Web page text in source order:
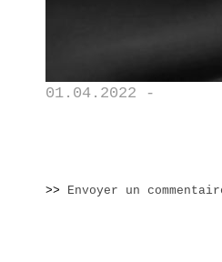
01.04.2022 -
>> Envoyer un